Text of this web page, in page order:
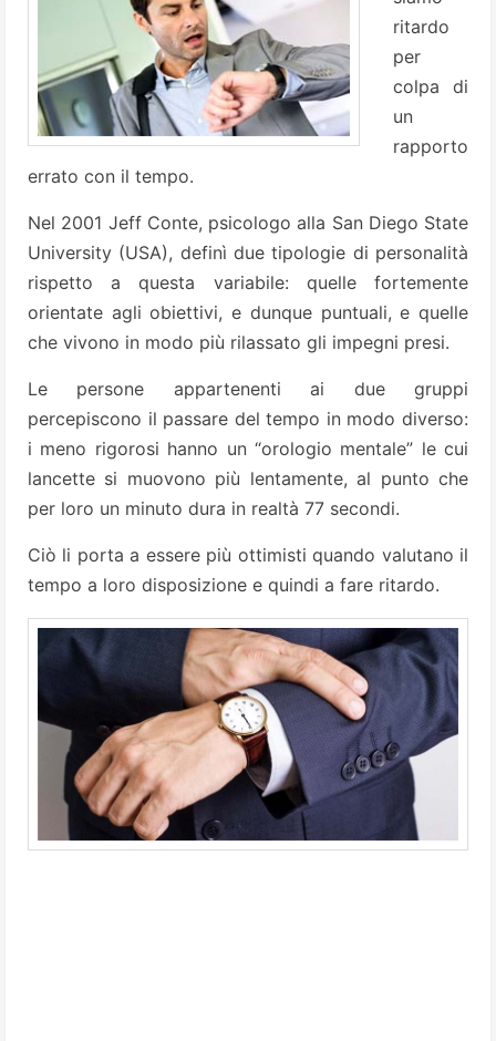
ritardo
per
colpa di
un
rapporto
errato con il tempo.
Nel 2001 Jeff Conte, psicologo alla San Diego State
University (USA), definì due tipologie di personalità
rispetto a questa variabile: quelle fortemente
orientate agli obiettivi, e dunque puntuali, e quelle
che vivono in modo più rilassato gli impegni presi.
Le persone appartenenti ai due gruppi
percepiscono il passare del tempo in modo diverso:
i meno rigorosi hanno un “orologio mentale” le cui
lancette si muovono più lentamente, al punto che
per loro un minuto dura in realtà 77 secondi.
Ciò li porta a essere più ottimisti quando valutano il
tempo a loro disposizione e quindi a fare ritardo.